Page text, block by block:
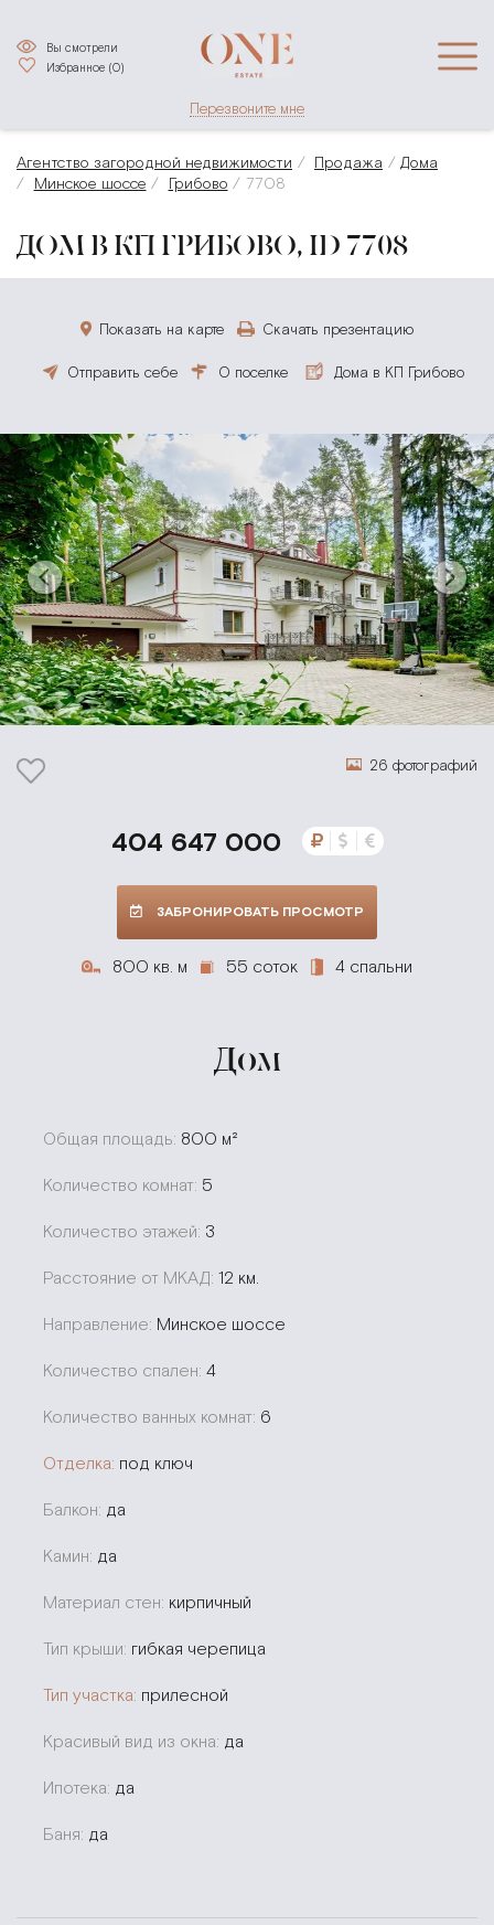
Избранное (0)
Вы смотрели
Перезвоните мне
Агентство загородной недвижимости Продажа
Дома
Минское шоссе
Грибово 7708
ДОМ В КП ГРИБОВО, ID 7708
Показать на карте Скачать презентацию
Отправить себе О поселке Дома в КП Грибово
26 фотографий
404 647 000
ЗАБРОНИРОВАТЬ ПРОСМОТР
800 кв. м 55 соток 4 спальни
Дом
Общая площадь: 800 м²
Количество комнат: 5
Количество этажей: 3
Расстояние от МКАД: 12 км.
Направление: Минское шоссе
Количество спален: 4
Количество ванных комнат: 6
Отделка: под ключ
Балкон: да
Камин: да
Материал стен: кирпичный
Тип крыши: гибкая черепица
Тип участка: прилесной
Красивый вид из окна: да
Ипотека: да
Баня: да